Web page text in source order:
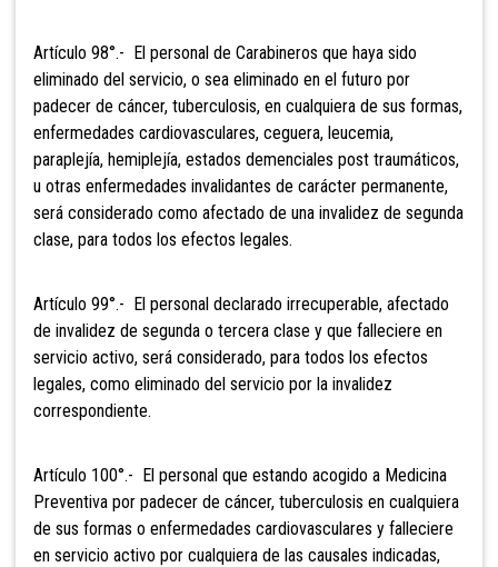
Artículo 98°.- El personal de Carabineros que haya sido
eliminado del servicio, o sea eliminado en el futuro por
padecer de cáncer, tuberculosis, en cualquiera de sus formas,
enfermedades cardiovasculares, ceguera, leucemia,
paraplejía, hemiplejía, estados demenciales post traumáticos,
u otras enfermedades invalidantes de carácter permanente,
será considerado como afectado de una invalidez de segunda
clase, para todos los efectos legales.
Artículo 99°.- El personal declarado irrecuperable, afectado
de invalidez de segunda o tercera clase y que falleciere en
servicio activo, será considerado, para todos los efectos
legales, como eliminado del servicio por la invalidez
correspondiente.
Artículo 100°.- El personal que estando acogido a Medicina
Preventiva por padecer de cáncer, tuberculosis en cualquiera
de sus formas o enfermedades cardiovasculares y falleciere
en servicio activo por cualquiera de las causales indicadas,